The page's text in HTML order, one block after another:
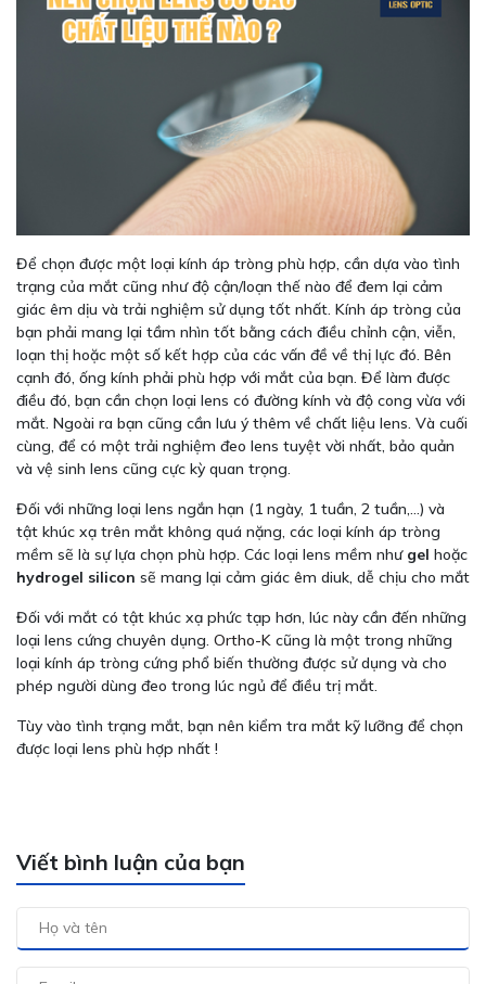
Để chọn được một loại kính áp tròng phù hợp, cần dựa vào tình
trạng của mắt cũng như độ cận/loạn thế nào để đem lại cảm
giác êm dịu và trải nghiệm sử dụng tốt nhất. Kính áp tròng của
bạn phải mang lại tầm nhìn tốt bằng cách điều chỉnh cận, viễn,
loạn thị hoặc một số kết hợp của các vấn đề về thị lực đó. Bên
cạnh đó, ống kính phải phù hợp với mắt của bạn. Để làm được
điều đó, bạn cần chọn loại lens có đường kính và độ cong vừa với
mắt. Ngoài ra bạn cũng cần lưu ý thêm về chất liệu lens. Và cuối
cùng, để có một trải nghiệm đeo lens tuyệt vời nhất, bảo quản
và vệ sinh lens cũng cực kỳ quan trọng.
Đối với những loại lens ngắn hạn (1 ngày, 1 tuần, 2 tuần,...) và
tật khúc xạ trên mắt không quá nặng, các loại kính áp tròng
mềm sẽ là sự lựa chọn phù hợp. Các loại lens mềm như gel hoặc
hydrogel silicon sẽ mang lại cảm giác êm diuk, dễ chịu cho mắt
Đối với mắt có tật khúc xạ phức tạp hơn, lúc này cần đến những
loại lens cứng chuyên dụng. Ortho-K cũng là một trong những
loại kính áp tròng cứng phổ biến thường được sử dụng và cho
phép người dùng đeo trong lúc ngủ để điều trị mắt.
Tùy vào tình trạng mắt, bạn nên kiểm tra mắt kỹ lưỡng để chọn
được loại lens phù hợp nhất !
Viết bình luận của bạn